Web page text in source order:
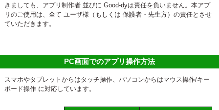
きましても、アプリ制作者 並びに Good-dyは責任を負いません。本アプ
リのご使用は、全て ユーザ様（もしくは 保護者・先生方）の責任とさせ
ていただきます。
PC画面でのアプリ操作方法
スマホやタブレットからはタッチ操作、パソコンからはマウス操作/キー
ボード操作 に対応しています。